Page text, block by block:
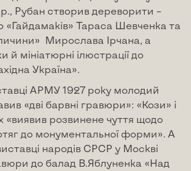
Рубан створив дереворити –
«Гайдамаків» Тараса Шевченка та
Мирослава Ірчана, а
й мініатюрні ілюстрації до
Україна».
АРМУ 1927 року молодий
«дві барвні гравюри»: «Кози» і
«виявив розвинене чуття щодо
до монументальної форми». А
народів СРСР у Москві
до балад В.Яблуненка «Над